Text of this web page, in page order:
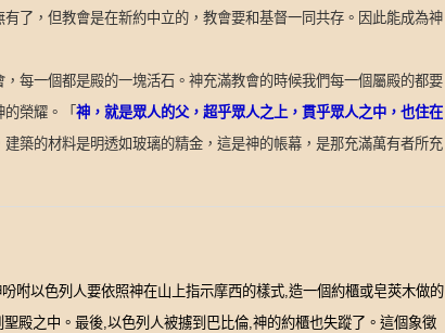
了，但教會是在新約中立的，教會要和基督一同共存。因此能成為神
每一個都是殿的一塊活石。神充滿教會的時候我們每一個屬殿的都要
榮耀。
「神，就是眾人的父，超乎眾人之上，貫乎眾人之中，也住在
築的材料是明透如玻璃的精金，這是神的帳幕，是那充滿萬有者所充
咐以色列人要依照神在山上指示摩西的樣式 造一個約櫃或皂莢木做的
殿之中。最後 以色列人被擄到巴比倫 神的約櫃也失蹤了。這個象徵